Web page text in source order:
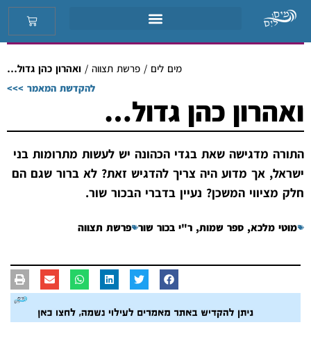
מים לים / פרשת תצווה / ואהרון כהן גדול…
להקדשת המאמר >>>
ואהרון כהן גדול…
התורה מדגישה שאת בגדי הכהונה יש לעשות מתרומות בני
ישראל, אך מדוע היה צריך להדגיש זאת? לא ברור שגם הם
חלק מציווי המשכן? נעיין בדברי הבכור שור.
מוטי מלכא, ספר שמות, ר"י בכור שור פרשת תצווה